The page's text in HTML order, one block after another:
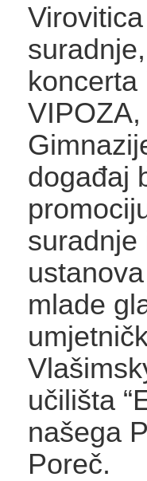
događaj
suradnje
mlade
učilišta
našega
Poreč.